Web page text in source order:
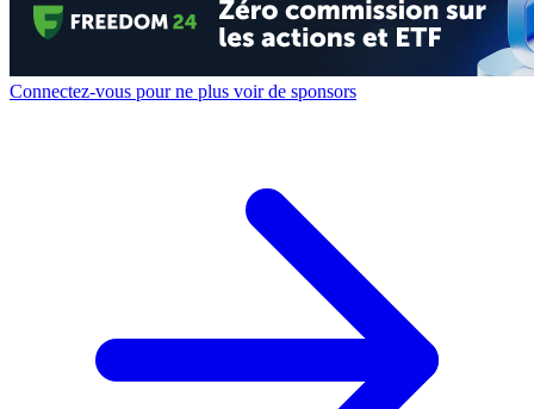
Connectez-vous pour ne plus voir de sponsors